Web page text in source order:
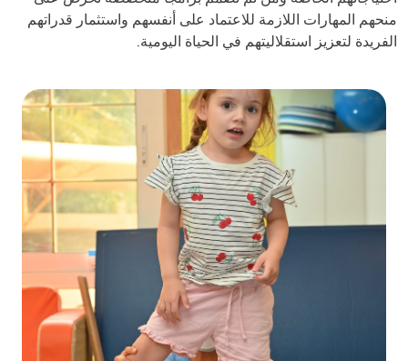
منحهم المهارات اللازمة للاعتماد على أنفسهم واستثمار قدراتهم
الفريدة لتعزيز استقلاليتهم في الحياة اليومية.